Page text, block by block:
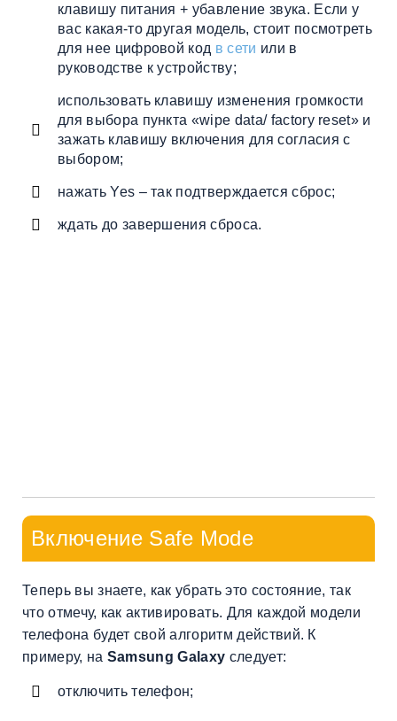
клавишу питания + убавление звука. Если у
вас какая-то другая модель, стоит посмотреть
для нее цифровой код в сети или в
руководстве к устройству;
использовать клавишу изменения громкости
для выбора пункта «wipe data/ factory reset» и
зажать клавишу включения для согласия с
выбором;
нажать Yes – так подтверждается сброс;
ждать до завершения сброса.
Включение Safe Mode
Теперь вы знаете, как убрать это состояние, так
что отмечу, как активировать. Для каждой модели
телефона будет свой алгоритм действий. К
примеру, на Samsung Galaxy следует:
отключить телефон;